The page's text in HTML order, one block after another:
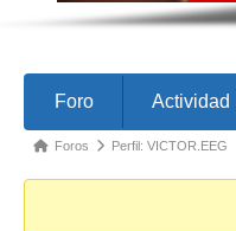
Foro Actividad
-
You
Foros Perfil: VICTOR.EEG